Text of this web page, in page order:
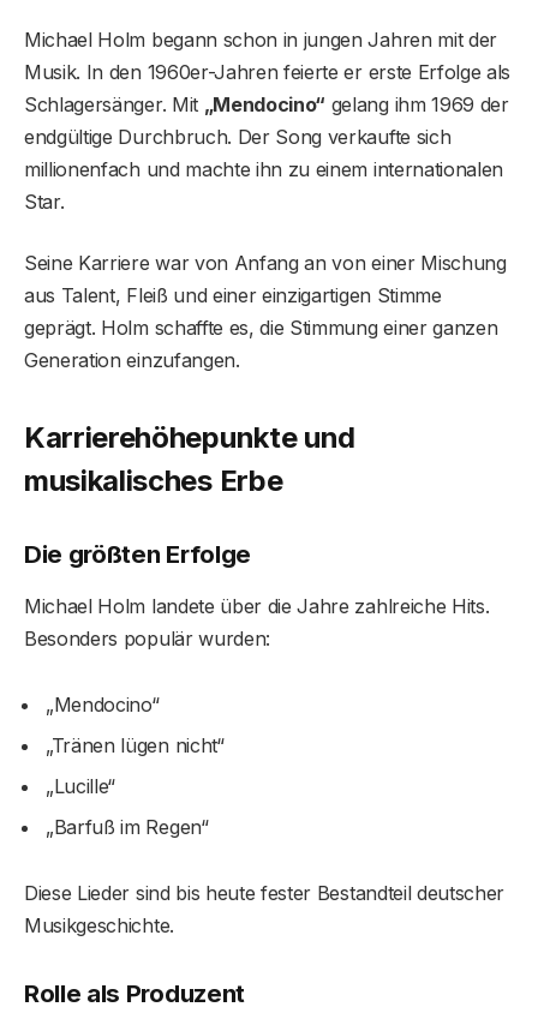
Michael Holm begann schon in jungen Jahren mit der
Musik. In den 1960er-Jahren feierte er erste Erfolge als
Schlagersänger. Mit „Mendocino“ gelang ihm 1969 der
endgültige Durchbruch. Der Song verkaufte sich
millionenfach und machte ihn zu einem internationalen
Star.
Seine Karriere war von Anfang an von einer Mischung
aus Talent, Fleiß und einer einzigartigen Stimme
geprägt. Holm schaffte es, die Stimmung einer ganzen
Generation einzufangen.
Karrierehöhepunkte und
musikalisches Erbe
Die größten Erfolge
Michael Holm landete über die Jahre zahlreiche Hits.
Besonders populär wurden:
„Mendocino“
„Tränen lügen nicht“
„Lucille“
„Barfuß im Regen“
Diese Lieder sind bis heute fester Bestandteil deutscher
Musikgeschichte.
Rolle als Produzent